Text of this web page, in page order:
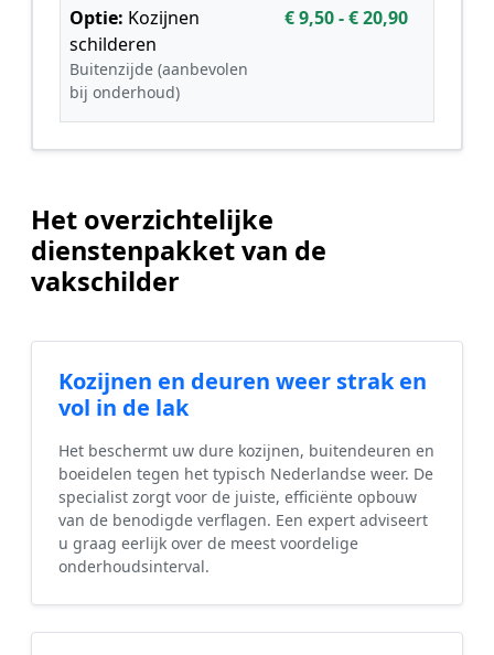
Optie: Kozijnen
schilderen
Buitenzijde (aanbevolen
bij onderhoud)
€ 9,50 - € 20,90
Het overzichtelijke
dienstenpakket van de
vakschilder
Kozijnen en deuren weer strak en
vol in de lak
Het beschermt uw dure kozijnen, buitendeuren en
boeidelen tegen het typisch Nederlandse weer. De
specialist zorgt voor de juiste, efficiënte opbouw
van de benodigde verflagen. Een expert adviseert
u graag eerlijk over de meest voordelige
onderhoudsinterval.